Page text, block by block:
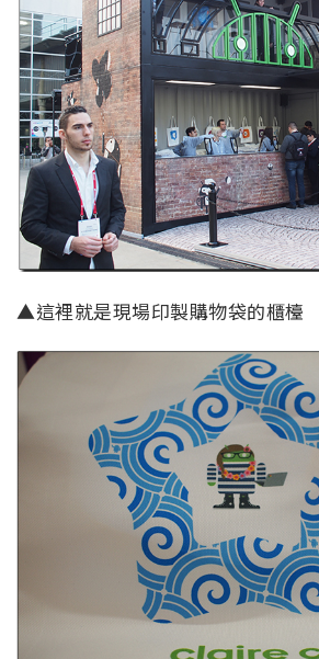
▲這裡就是現場印製購物袋的櫃檯